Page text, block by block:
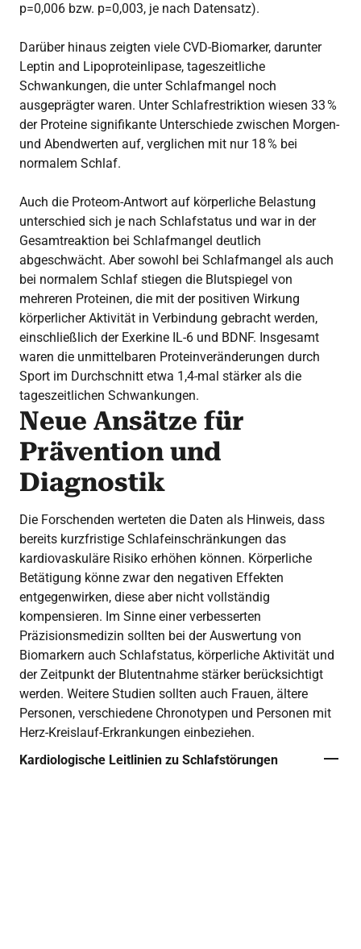
p=0,006 bzw. p=0,003, je nach Datensatz).
Darüber hinaus zeigten viele CVD-Biomarker, darunter
Leptin and Lipoproteinlipase, tageszeitliche
Schwankungen, die unter Schlafmangel noch
ausgeprägter waren. Unter Schlafrestriktion wiesen 33 %
der Proteine signifikante Unterschiede zwischen Morgen-
und Abendwerten auf, verglichen mit nur 18 % bei
normalem Schlaf.
Auch die Proteom-Antwort auf körperliche Belastung
unterschied sich je nach Schlafstatus und war in der
Gesamtreaktion bei Schlafmangel deutlich
abgeschwächt. Aber sowohl bei Schlafmangel als auch
bei normalem Schlaf stiegen die Blutspiegel von
mehreren Proteinen, die mit der positiven Wirkung
körperlicher Aktivität in Verbindung gebracht werden,
einschließlich der Exerkine IL-6 und BDNF. Insgesamt
waren die unmittelbaren Proteinveränderungen durch
Sport im Durchschnitt etwa 1,4-mal stärker als die
tageszeitlichen Schwankungen.
Neue Ansätze für
Prävention und
Diagnostik
Die Forschenden werteten die Daten als Hinweis, dass
bereits kurzfristige Schlafeinschränkungen das
kardiovaskuläre Risiko erhöhen können. Körperliche
Betätigung könne zwar den negativen Effekten
entgegenwirken, diese aber nicht vollständig
kompensieren. Im Sinne einer verbesserten
Präzisionsmedizin sollten bei der Auswertung von
Biomarkern auch Schlafstatus, körperliche Aktivität und
der Zeitpunkt der Blutentnahme stärker berücksichtigt
werden. Weitere Studien sollten auch Frauen, ältere
Personen, verschiedene Chronotypen und Personen mit
Herz-Kreislauf-Erkrankungen einbeziehen.
Kardiologische Leitlinien zu Schlafstörungen